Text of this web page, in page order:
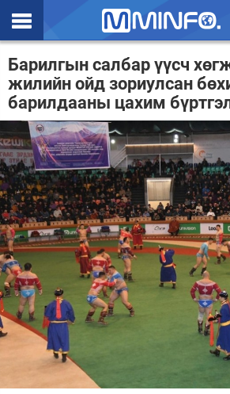
Эхлэл
Цаг агаар
Валют ханш
Улс төр
Эдийн засаг
Үзэл бодол
Спорт
Нийгэм
Дэлхий
Энтертайнмэнт
Барилгын салбар үүсч
жилийн ойд зориулсан
барилдааны цахим